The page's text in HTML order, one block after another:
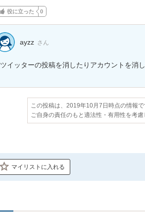
役に立った 0
ayzz さん
ツイッターの投稿を消したりアカウントを消
この投稿は、2019年10月7日時点の情報で
ご自身の責任のもと適法性・有用性を考
マイリストに入れる